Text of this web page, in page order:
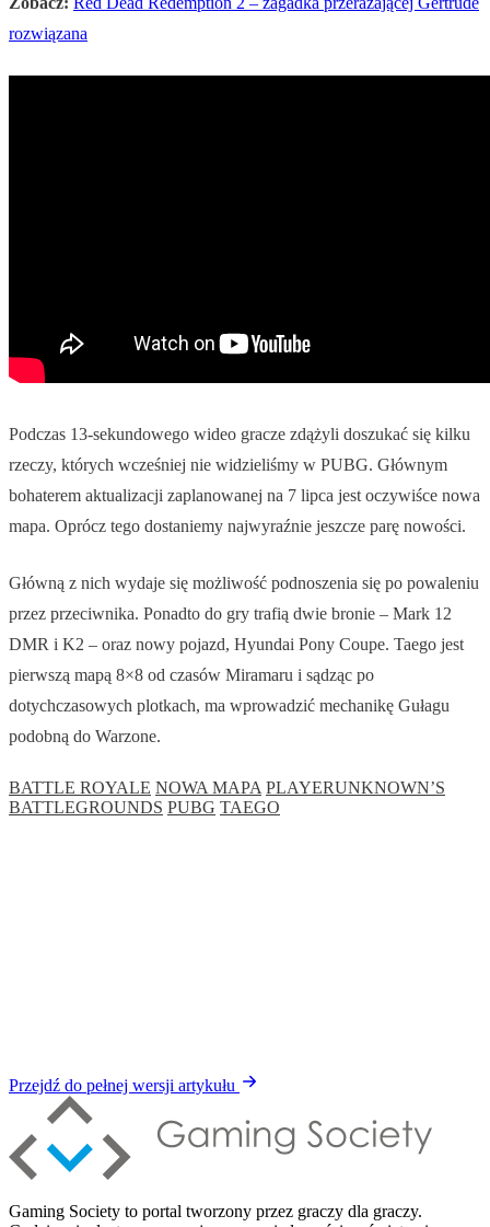
rozwiązana
Podczas 13-sekundowego wideo gracze zdążyli doszukać się kilku
rzeczy, których wcześniej nie widzieliśmy w PUBG. Głównym
bohaterem aktualizacji zaplanowanej na 7 lipca jest oczywiśce nowa
mapa. Oprócz tego dostaniemy najwyraźnie jeszcze parę nowości.
Główną z nich wydaje się możliwość podnoszenia się po powaleniu
przez przeciwnika. Ponadto do gry trafią dwie bronie – Mark 12
DMR i K2 – oraz nowy pojazd, Hyundai Pony Coupe. Taego jest
pierwszą mapą 8×8 od czasów Miramaru i sądząc po
dotychczasowych plotkach, ma wprowadzić mechanikę Gułagu
podobną do Warzone.
BATTLE ROYALE NOWA MAPA PLAYERUNKNOWN’S
BATTLEGROUNDS PUBG TAEGO
Przejdź do pełnej wersji artykułu
Gaming Society to portal tworzony przez graczy dla graczy.